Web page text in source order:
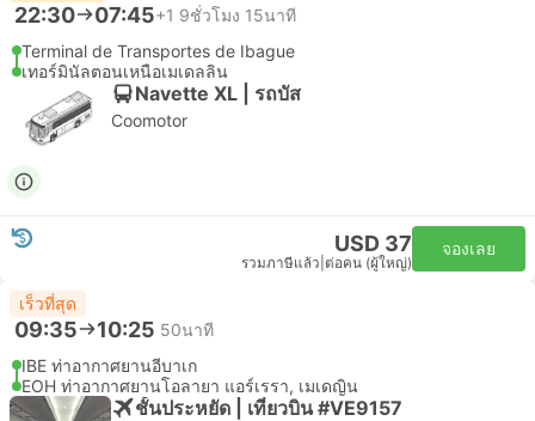
22:30 07:45+1 9ชั่วโมง 15นาที
Terminal de Transportes de Ibague
เทอร์มินัลตอนเหนือเมเดลลิน
Navette XL | รถบัส
Coomotor
USD 37
รวมภาษีแล้ว ต่อคน (ผู้ใหญ่)
จองเลย
เร็วที่สุด
09:35 10:25 50นาที
IBE ท่าอากาศยานอีบาเก
EOH ท่าอากาศยานโอลายา แอร์เรรา, เมเดญิน
ชั้นประหยัด | เที่ยวบิน #VE9157